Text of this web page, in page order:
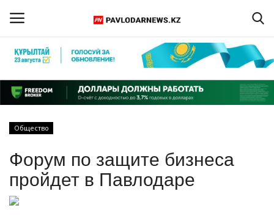
Регистрация
Главная
ПАВЛОДАРСКАЯ ОБЛАСТЬ
КАЗАХСТАН
Общество
Форум по защите бизнеса
пройдет в Павлодаре